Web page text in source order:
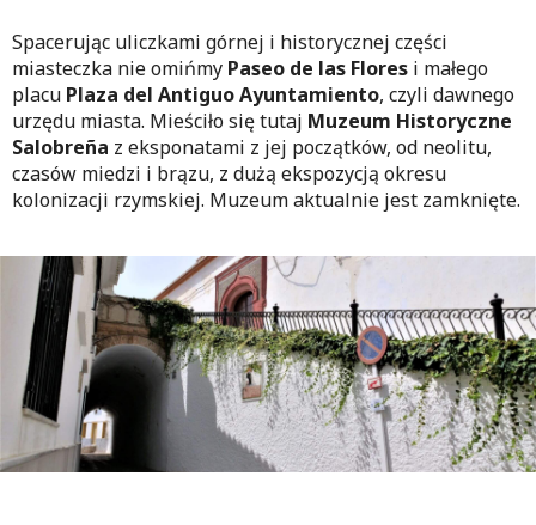
Spacerując uliczkami górnej i historycznej części
miasteczka nie omińmy Paseo de las Flores i małego
placu Plaza del Antiguo Ayuntamiento, czyli dawnego
urzędu miasta. Mieściło się tutaj Muzeum Historyczne
Salobreña z eksponatami z jej początków, od neolitu,
czasów miedzi i brązu, z dużą ekspozycją okresu
kolonizacji rzymskiej. Muzeum aktualnie jest zamknięte.